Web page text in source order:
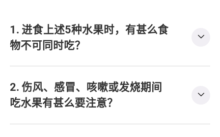
1. 进食上述5种水果时，有甚么食
物不可同时吃？
2. 伤风、感冒、咳嗽或发烧期间
吃水果有甚么要注意？